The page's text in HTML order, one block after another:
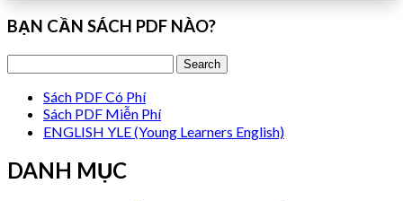
BẠN CẦN SÁCH PDF NÀO?
Sách PDF Có Phí
Sách PDF Miễn Phí
ENGLISH YLE (Young Learners English)
DANH MỤC